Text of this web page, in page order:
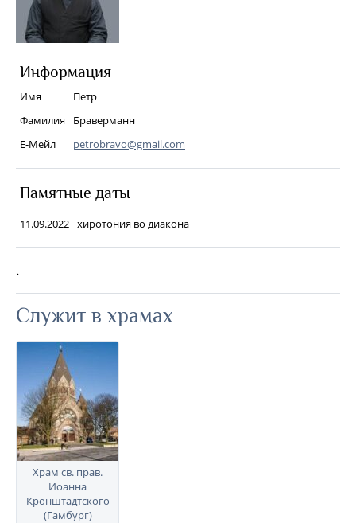
Информация
Имя
Петр
Фамилия
Браверманн
Е-Мейл
petrobravo@gmail.com
Памятные даты
11.09.2022 хиротония во диакона
.
Служит в храмах
Храм св. прав.
Иоанна
Кронштадтского
(Гамбург)